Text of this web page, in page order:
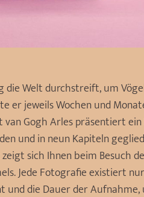
die Welt durchstreift, um
er jeweils Wochen und
Gogh Arles präsentiert
und in neun Kapiteln
sich Ihnen beim Besuch
Jede Fotografie existiert
die Dauer der